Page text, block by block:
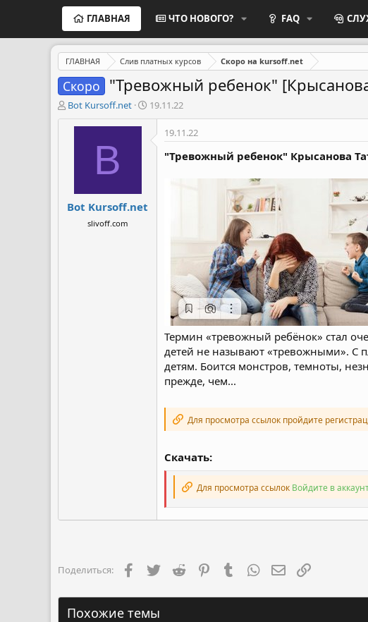
ГЛАВНАЯ ЧТО НОВОГО? FAQ
ГЛАВНАЯ Слив платных курсов Скоро на kursoff.net
Скоро "Тревожный ребенок"
А
в
ы
Bot Kursoff.net
Д
а
а
19.11.22
B
Bot Kursoff.net
slivoff.com
19.11.22
"Тревожный ребенок" Крысанова
Термин «тревожный ребёнок» стал
детей не называют «тревожными». С
детям. Боится монстров, темноты,
прежде, чем...
Для просмотра ссылок пройдите
Скачать:
Для просмотра ссылок Войдите в
Поделиться: FacebookTwitter Reddit PinterestTumblr WhatsAppЭлектронная почта
Похожие темы